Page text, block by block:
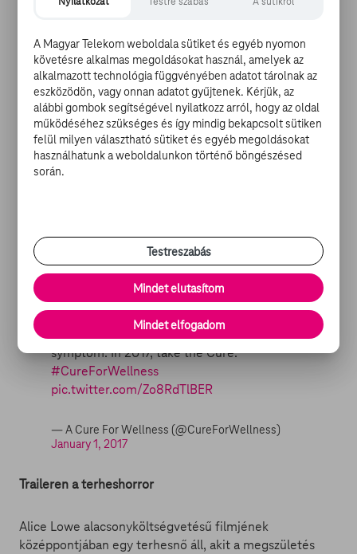
míg a harmadik helyet az Amerika Kapitány:
találjátok.
Tévés beharangozó a Cure for Wellnessnek
A mindössze 30 másodperces tévéreklám bár tényleg
nagyon rövid, de így is elképesztően hatásos. Ha
tippelnem kéne, azt mondanám, hogy Gore
Wellnessen pedig láthatóan kiélte a benne szunnyadó
kreatív energiákat, már, ami a látványt illeti. A többiről
majd akkor tudunk nyilatkozni, ha láttuk a filmet.
Every year we promise to improve ourselves,
but we never do. Stop treating the
symptom. In 2017, take the Cure.
#CureForWellness
pic.twitter.com/Zo8RdTlBER
— A Cure For Wellness (@CureForWellness)
January 1, 2017
Traileren a terheshorror
Alice Lowe alacsonyköltségvetésű filmjének
középpontjában egy terhesnő áll, akit a megszületés
A Magyar Telekom weboldala sütiket és egyéb nyomon
követésre alkalmas megoldásokat használ, amelyek az
alkalmazott technológia függvényében adatot tárolnak az
eszközödön, vagy onnan adatot gyűjtenek. Kérjük, az
alábbi gombok segítségével nyilatkozz arról, hogy az oldal
működéséhez szükséges és így mindig bekapcsolt sütiken
felül milyen választható sütiket és egyéb megoldásokat
használhatunk a weboldalunkon történő böngészésed
során.
Testreszabás
Mindet elutasítom
Mindet elfogadom